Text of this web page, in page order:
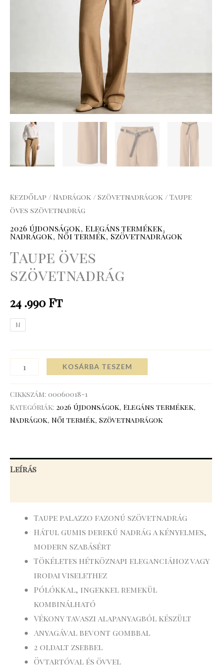
Kezdőlap / Nadrágok / Szövetnadrágok / Taupe
öves szövetnadrág
2026 újdonságok, Elegáns termékek,
Nadrágok, Női termék, Szövetnadrágok
Taupe öves
szövetnadrág
24 .990 Ft
M
KOSÁRBA TESZEM
Cikkszám: 00060018-1
Kategóriák: 2026 újdonságok, Elegáns termékek,
Nadrágok, Női termék, Szövetnadrágok
Leírás
Taupe palazzo fazonú szövetnadrág
Hátul gumis derekú nadrág a kényelmes,
modern szabásért
Tökéletes hétköznapi eleganciához vagy
irodai viselethez
Pólókkal, ingekkel remekül
kombinálható
Vékony tavaszi alapanyagból készült
Anyagával bevont gombbal
2 oldalt zsebbel
Övtartóval és övvel